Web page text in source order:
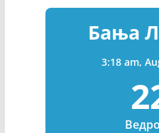
Бања
3:18 am,